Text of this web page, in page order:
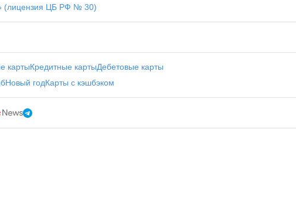
ЦБ РФ № 30)
картыКредитные картыДебетовые карты
Новый годКарты с кэшбэком